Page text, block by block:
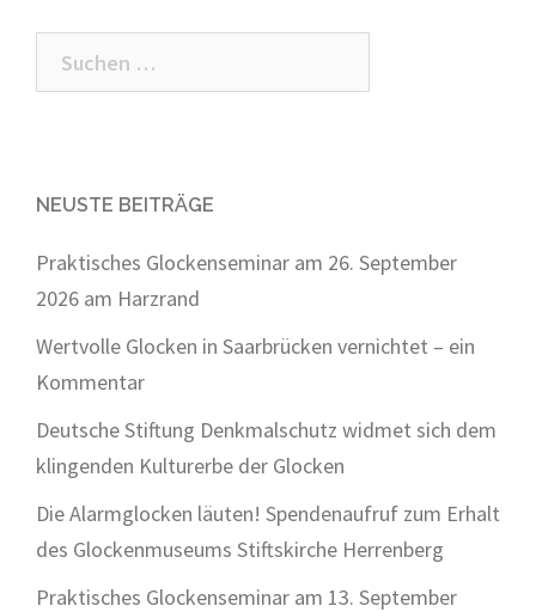
Suchen
nach:
NEUSTE BEITRÄGE
Praktisches Glockenseminar am 26. September
2026 am Harzrand
Wertvolle Glocken in Saarbrücken vernichtet – ein
Kommentar
Deutsche Stiftung Denkmalschutz widmet sich dem
klingenden Kulturerbe der Glocken
Die Alarmglocken läuten! Spendenaufruf zum Erhalt
des Glockenmuseums Stiftskirche Herrenberg
Praktisches Glockenseminar am 13. September